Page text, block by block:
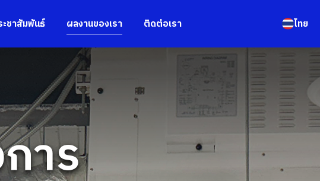
ชาสัมพันธ์ ผลงานของเรา ติดต่อเรา ไทย
าร